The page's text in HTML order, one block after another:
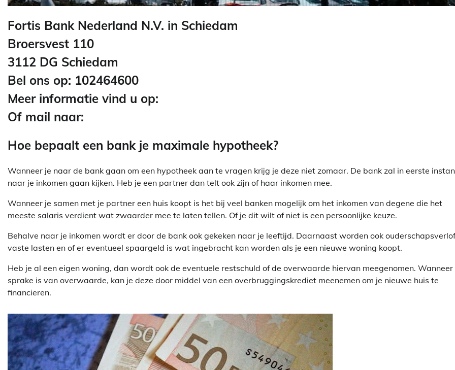
Fortis Bank Nederland N.V. in Schiedam
Broersvest 110
3112 DG Schiedam
Bel ons op: 102464600
Meer informatie vind u op:
Of mail naar:
Hoe bepaalt een bank je maximale hypotheek?
Wanneer je naar de bank gaan om een hypotheek aan te vragen krijg je deze niet zomaar. De bank zal in eerste
naar je inkomen gaan kijken. Heb je een partner dan telt ook zijn of haar inkomen mee.
Wanneer je samen met je partner een huis koopt is het bij veel banken mogelijk om het inkomen van degene die het
meeste salaris verdient wat zwaarder mee te laten tellen. Of je dit wilt of niet is een persoonlijke keuze.
Behalve naar je inkomen wordt er door de bank ook gekeken naar je leeftijd. Daarnaast worden ook
vaste lasten en of er eventueel spaargeld is wat ingebracht kan worden als je een nieuwe woning koopt.
Heb je al een eigen woning, dan wordt ook de eventuele restschuld of de overwaarde hiervan meegenomen. Wanneer
sprake is van overwaarde, kan je deze door middel van een overbruggingskrediet meenemen om je nieuwe huis te
financieren.